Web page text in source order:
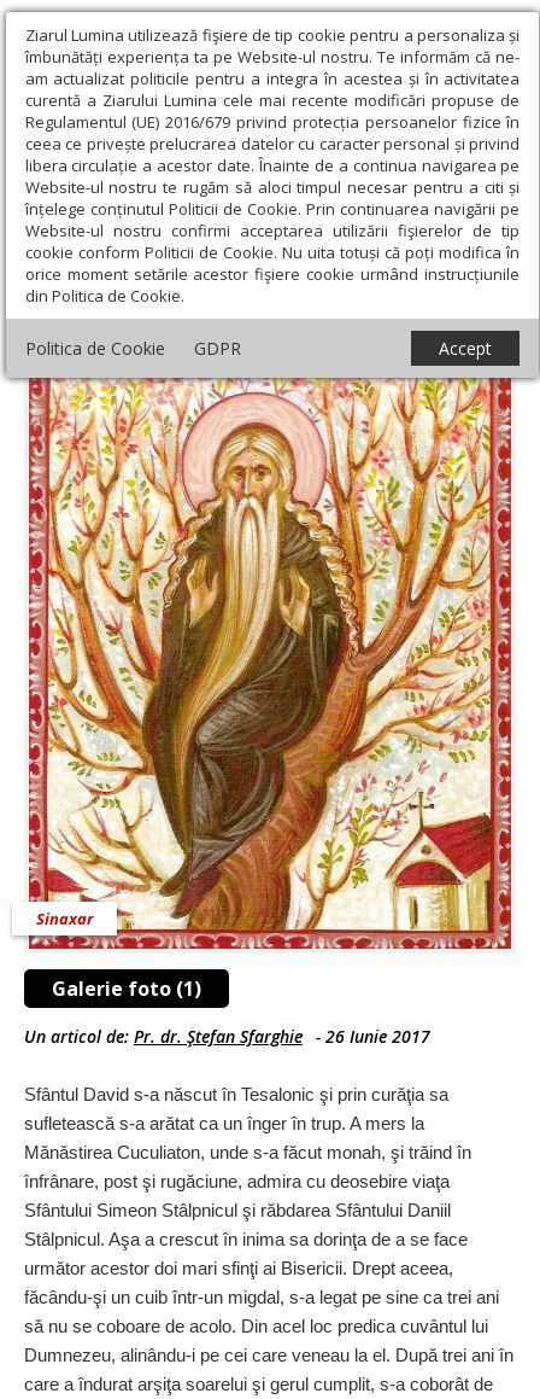
Ziarul Lumina utilizează fişiere de tip cookie pentru a personaliza și
îmbunătăți experiența ta pe Website-ul nostru. Te informăm că ne-
am actualizat politicile pentru a integra în acestea și în activitatea
curentă a Ziarului Lumina cele mai recente modificări propuse de
Regulamentul (UE) 2016/679 privind protecția persoanelor fizice în
ceea ce privește prelucrarea datelor cu caracter personal și privind
libera circulație a acestor date. Înainte de a continua navigarea pe
Website-ul nostru te rugăm să aloci timpul necesar pentru a citi și
înțelege conținutul Politicii de Cookie. Prin continuarea navigării pe
Website-ul nostru confirmi acceptarea utilizării fişierelor de tip
cookie conform Politicii de Cookie. Nu uita totuși că poți modifica în
orice moment setările acestor fişiere cookie urmând instrucțiunile
din Politica de Cookie.
Politica de Cookie GDPR Accept
Ziarul Lumina › Teologie și spiritualitate › Sinaxar › Sfântul
Cuvios David din Tesalonic; Sfântul Ierarh Ioan, Episcopul Goţiei
Sfântul Cuvios David din Tesalonic; Sfântul
Ierarh Ioan, Episcopul Goţiei
Galerie foto (1)
Sinaxar
Un articol de: Pr. dr. Ştefan Sfarghie - 26 Iunie 2017
Sfântul David s-a născut în Tesalonic şi prin curăţia sa
sufletească s-a arătat ca un înger în trup. A mers la
Mănăstirea Cuculiaton, unde s-a făcut monah, şi trăind în
înfrânare, post şi rugăciune, admira cu deosebire viaţa
Sfântului Simeon Stâlpnicul şi răbdarea Sfântului Daniil
Stâlpnicul. Aşa a crescut în inima sa dorinţa de a se face
următor acestor doi mari sfinţi ai Bisericii. Drept aceea,
făcându-şi un cuib într-un migdal, s-a legat pe sine ca trei ani
să nu se coboare de acolo. Din acel loc predica cuvântul lui
Dumnezeu, alinându-i pe cei care veneau la el. După trei ani în
care a îndurat arşiţa soarelui şi gerul cumplit, s-a coborât de